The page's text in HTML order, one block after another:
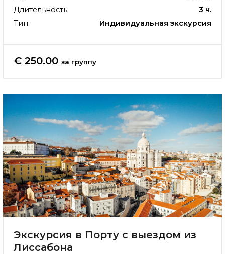
Длительность:
3 ч.
Тип:
Индивидуальная экскурсия
€ 250.00 за группу
Экскурсия в Порту с выездом из
Лиссабона